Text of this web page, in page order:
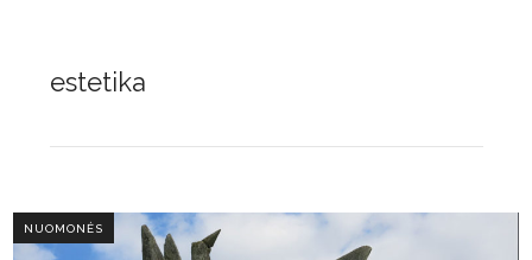
estetika
NUOMONĖS